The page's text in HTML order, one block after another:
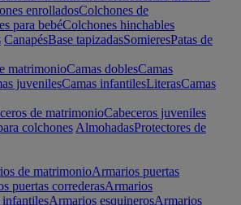
enrolladosColchones de
para bebéColchones hinchables
CanapésBase tapizadasSomieresPatas de
matrimonioCamas doblesCamas
juvenilesCamas infantilesLiterasCamas
de matrimonioCabeceros juveniles
colchones AlmohadasProtectores de
de matrimonioArmarios puertas
puertas correderasArmarios
Armarios esquinerosArmarios